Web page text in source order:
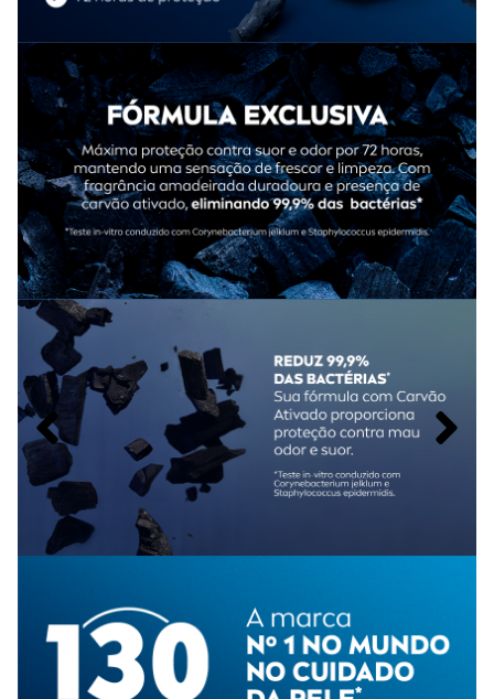
com sensação prolongada de pele limpa e
seca
Fórmula eficaz comcarvão ativado que atua contra
bactérias
Fragrância amadeiradamasculina de longa duração, com
notas de chocolate e lavanda
Sensação de frescor e limpeza
Dermatologicamente testado
Modo de uso doDesodorante Antitranspirante
Aerossol Nivea Men Deep Amadeirado Maxxtech
Usar somente nas axilas, aplicando o
a pelo menos15 cm de distância .
Advertências ao uso doDesodorante Antitranspirante
Aerossol Nivea Men Deep Amadeirado Maxxtech
Usar somente nas axilas e manter a aplicação a pelo menos
15 cm de distância
Tamanho do produto
Conteúdo:150ml.